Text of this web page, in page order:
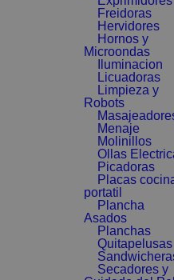
Freidoras
Hervidores
Hornos y
Microondas
Iluminacion
Licuadoras
Limpieza y
Robots
Menaje
Molinillos
Ollas
Picadoras
Placas
portatil
Plancha
Asados
Planchas
Quitapelusas
Secadores y